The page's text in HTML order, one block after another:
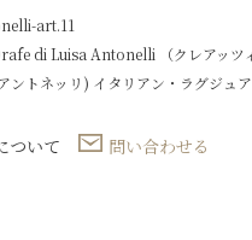
art.11
di Luisa Antonelli （クレアッツ
ントネッリ) イタリアン・ラグジュ
ついて 問い合わせる